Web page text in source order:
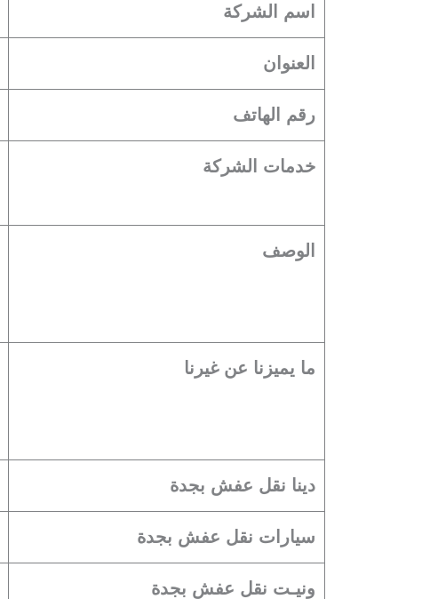
اسم الشركة
العنوان
رقم الهاتف
خدمات الشركة
الوصف
ما يميزنا عن غيرنا
دينا نقل عفش بجدة
سيارات نقل عفش بجدة
ونيـت نقل عفش بجدة